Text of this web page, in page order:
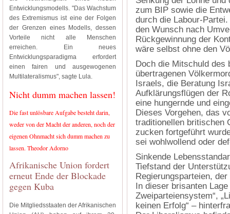
Entwicklungsmodells. "Das Wachstum
des Extremismus ist eine der Folgen
der Grenzen eines Modells, dessen
Vorteile nicht alle Menschen
erreichen. Ein neues
Entwicklungsparadigma erfordert
einen fairen und ausgewogenen
Multilateralismus", sagte Lula.
Nicht dumm machen lassen!
Die fast unlösbare Aufgabe besteht darin,
weder von der Macht der anderen, noch der
eigenen Ohnmacht sich dumm machen zu
lassen. Theodor Adorno
Afrikanische Union fordert
erneut Ende der Blockade
gegen Kuba
Die Mitgliedsstaaten der Afrikanischen
zum BIP sowie die
durch die Labour-
den Wunsch nach
Rückgewinnung der
wäre selbst ohne den
Doch die Mitschuld des
übertragenen
Israels, die Beratung
Aufklärungsflügen der
eine hungernde und
Dieses Vorgehen, das
traditionellen britischen
zucken fortgeführt
sei wohlwollend oder
Sinkende
Tiefstand der
Regierungsparteien,
In dieser brisanten
Zweiparteiensystem“,
keinen Erfolg“ –